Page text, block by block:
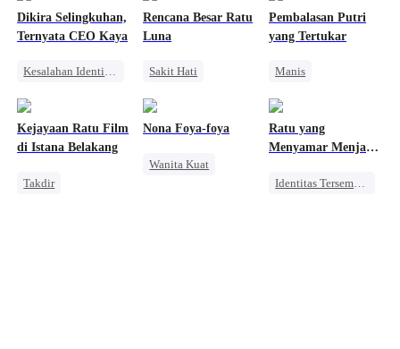
Dikira Selingkuhan,
Ternyata CEO Kaya
Kesalahan Identitas
Miliuner
CEO
Rencana Besar Ratu
Luna
Sakit Hati
Mengejar Istri
Pembalasan Putri
yang Tertukar
Manis
Kejayaan Ratu Film
di Istana Belakang
Takdir
Nona Foya-foya
Wanita Kuat
Ratu yang
Menyamar Menjadi
Identitas Tersembunyi